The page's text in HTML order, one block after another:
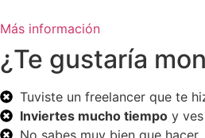
Más información
¿Te gustaría
Tuviste un freelancer que te
Inviertes mucho tiempo y
No sabes muy bien que hacer,